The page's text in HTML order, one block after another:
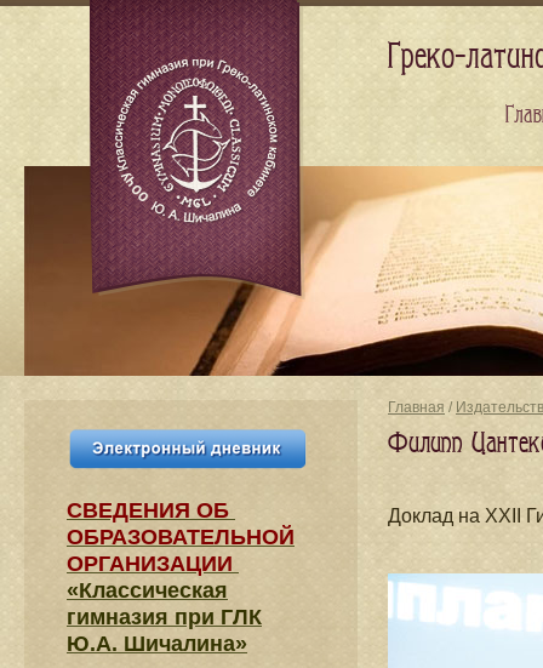
Главная /
Филипп
Доклад на XXII
СВЕДЕНИЯ​ ОБ
ОБРАЗОВАТЕЛЬНОЙ
ОРГАНИЗАЦИИ
«Классическая
гимназия при ГЛК
Ю.А. Шичалина»
Греко-